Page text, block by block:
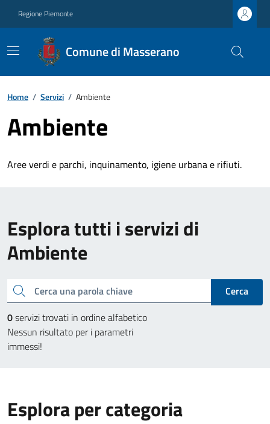
Regione Piemonte
Comune di Masserano
Home / Servizi / Ambiente
Ambiente
Aree verdi e parchi, inquinamento, igiene urbana e rifiuti.
Esplora tutti i servizi di
Ambiente
Cerca una parola chiave
Cerca
0servizi trovati in ordine alfabetico
Nessun risultato per i parametri
immessi!
Esplora per categoria